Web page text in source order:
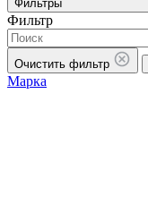
Фильтры
Фильтр
Очистить фильтр
Марка